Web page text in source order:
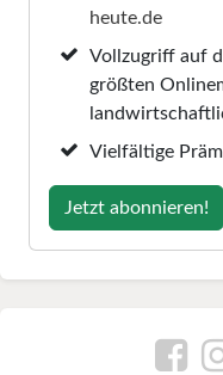
heute.de
Vollzugriff auf
größten
Vielfältige
Jetzt abonnieren!